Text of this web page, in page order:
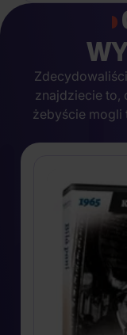
znajdziecie to,
żebyście mogli